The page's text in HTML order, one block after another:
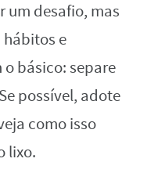
um desafio, mas
hábitos e
o básico: separe
possível, adote
como isso
lixo.